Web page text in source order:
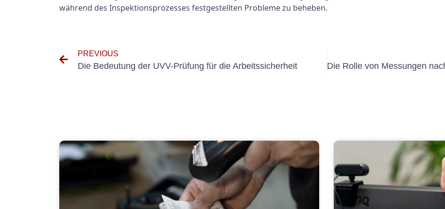
während des Inspektionsprozesses festgestellten Probleme zu beheben.
PREVIOUS
Die Bedeutung der UVV-Prüfung für die Arbeitssicherheit